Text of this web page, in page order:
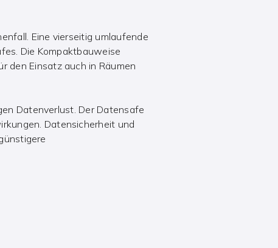
Eine vierseitig umlaufende
Die Kompaktbauweise
den Einsatz auch in Räumen
Datenverlust. Der Datensafe
Datensicherheit und